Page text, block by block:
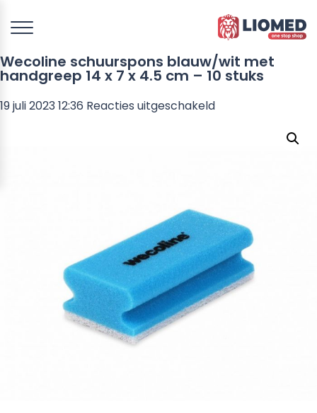
Wecoline schuurspons blauw/wit met
handgreep 14 x 7 x 4.5 cm – 10 stuks
19 juli 2023 12:36 Reacties uitgeschakeldvoor
x
7
x
4.5
cm